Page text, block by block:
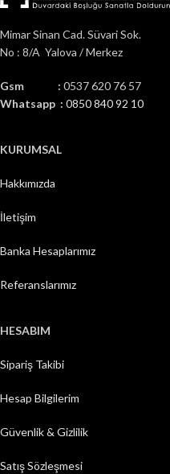
Mimar Sinan Cad. Süvari Sok.
No : 8/A Yalova / Merkez
Gsm : 0537 620 76 57
Whatsapp : 0850 840 92 10
KURUMSAL
Hakkımızda
İletişim
Banka Hesaplarımız
Referanslarımız
HESABIM
Sipariş Takibi
Hesap Bilgilerim
Güvenlik & Gizlilik
Satış Sözleşmesi